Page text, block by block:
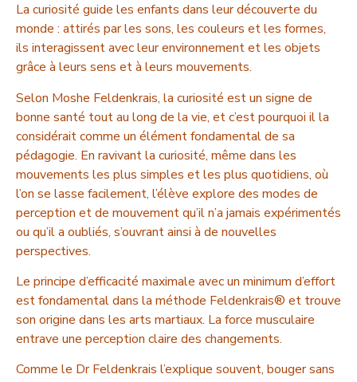
La curiosité guide les enfants dans leur découverte du
monde : attirés par les sons, les couleurs et les formes,
ils interagissent avec leur environnement et les objets
grâce à leurs sens et à leurs mouvements.
Selon Moshe Feldenkrais, la curiosité est un signe de
bonne santé tout au long de la vie, et c’est pourquoi il la
considérait comme un élément fondamental de sa
pédagogie. En ravivant la curiosité, même dans les
mouvements les plus simples et les plus quotidiens, où
l’on se lasse facilement, l’élève explore des modes de
perception et de mouvement qu’il n’a jamais expérimentés
ou qu’il a oubliés, s’ouvrant ainsi à de nouvelles
perspectives.
Le principe d’efficacité maximale avec un minimum d’effort
est fondamental dans la méthode Feldenkrais® et trouve
son origine dans les arts martiaux. La force musculaire
entrave une perception claire des changements.
Comme le Dr Feldenkrais l’explique souvent, bouger sans